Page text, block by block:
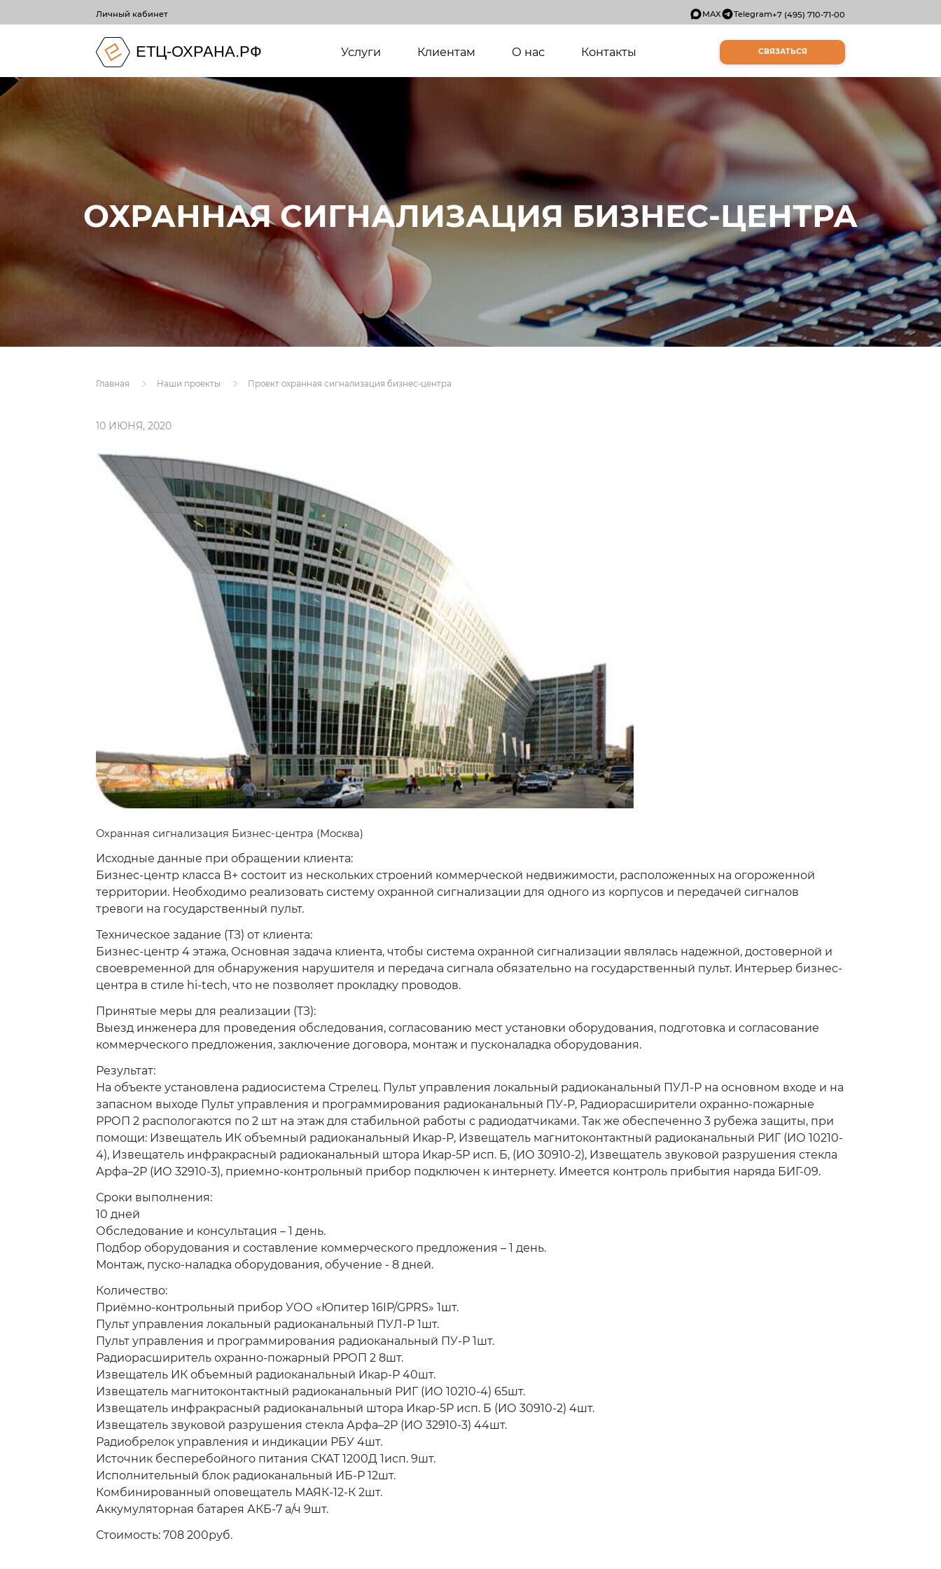
Личный кабинет MAX Telegram+7 (495) 710-71-00
ЕТЦ-ОХРАНА.РФ Услуги(current)Клиентам О нас Контакты СВЯЗАТЬСЯ
ОХРАННАЯ СИГНАЛИЗАЦИЯ БИЗНЕС-ЦЕНТРА
Главная Наши проекты Проект охранная сигнализация бизнес-центра
10 ИЮНЯ, 2020
Охранная сигнализация Бизнес-центра (Москва)
Исходные данные при обращении клиента:
Бизнес-центр класса В+ состоит из нескольких строений коммерческой недвижимости, расположенных на огороженной
территории. Необходимо реализовать систему охранной сигнализации для одного из корпусов и передачей сигналов
тревоги на государственный пульт.
Техническое задание (ТЗ) от клиента:
Бизнес-центр 4 этажа, Основная задача клиента, чтобы система охранной сигнализации являлась надежной, достоверной и
своевременной для обнаружения нарушителя и передача сигнала обязательно на государственный пульт. Интерьер бизнес-
центра в стиле hi-tech, что не позволяет прокладку проводов.
Принятые меры для реализации (ТЗ):
Выезд инженера для проведения обследования, согласованию мест установки оборудования, подготовка и согласование
коммерческого предложения, заключение договора, монтаж и пусконаладка оборудования.
Результат:
На объекте установлена радиосистема Стрелец. Пульт управления локальный радиоканальный ПУЛ-Р на основном входе и на
запасном выходе Пульт управления и программирования радиоканальный ПУ-Р, Радиорасширители охранно-пожарные
РРОП 2 распологаются по 2 шт на этаж для стабильной работы с радиодатчиками. Так же обеспеченно 3 рубежа защиты, при
помощи: Извещатель ИК объемный радиоканальный Икар-Р, Извещатель магнитоконтактный радиоканальный РИГ (ИО 10210-
4), Извещатель инфракрасный радиоканальный штора Икар-5Р исп. Б, (ИО 30910-2), Извещатель звуковой разрушения стекла
Арфа–2Р (ИО 32910-3), приемно-контрольный прибор подключен к интернету. Имеется контроль прибытия наряда БИГ-09.
Сроки выполнения:
10 дней
Обследование и консультация – 1 день.
Подбор оборудования и составление коммерческого предложения – 1 день.
Монтаж, пуско-наладка оборудования, обучение - 8 дней.
Количество:
Приёмно-контрольный прибор УОО «Юпитер 16IP/GPRS» 1шт.
Пульт управления локальный радиоканальный ПУЛ-Р 1шт.
Пульт управления и программирования радиоканальный ПУ-Р 1шт.
Радиорасширитель охранно-пожарный РРОП 2 8шт.
Извещатель ИК объемный радиоканальный Икар-Р 40шт.
Извещатель магнитоконтактный радиоканальный РИГ (ИО 10210-4) 65шт.
Извещатель инфракрасный радиоканальный штора Икар-5Р исп. Б (ИО 30910-2) 4шт.
Извещатель звуковой разрушения стекла Арфа–2Р (ИО 32910-3) 44шт.
Радиобрелок управления и индикации РБУ 4шт.
Источник бесперебойного питания СКАТ 1200Д 1исп. 9шт.
Исполнительный блок радиоканальный ИБ-Р 12шт.
Комбинированный оповещатель МАЯК-12-К 2шт.
Аккумуляторная батарея АКБ-7 а/ч 9шт.
Стоимость: 708 200руб.